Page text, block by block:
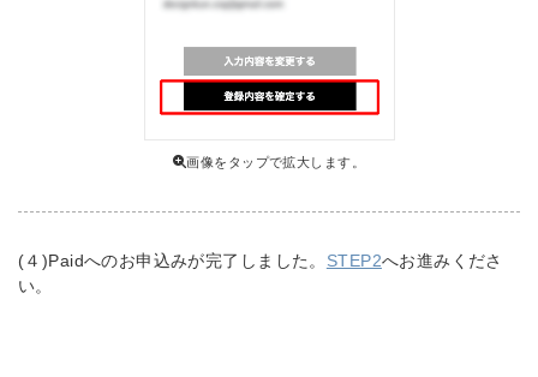
画像をタップで拡大します。
(４)Paidへのお申込みが完了しました。 STEP2へお進みくださ
い。